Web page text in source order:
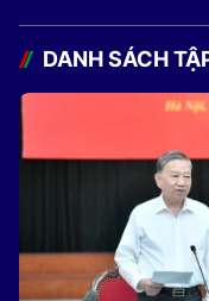
DANH SÁCH